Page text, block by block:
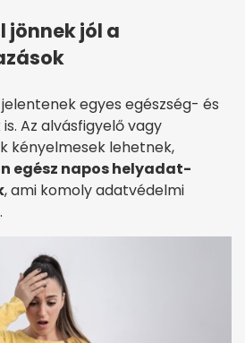
jönnek jól a
egyes egészség- és
Az alvásfigyelő vagy
kényelmesek lehetnek,
egész napos helyadat-
, ami komoly adatvédelmi